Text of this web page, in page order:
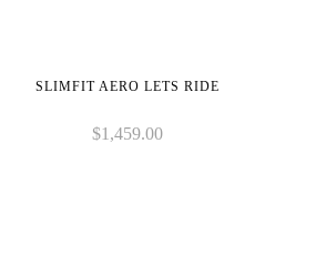
SLIMFIT AERO LETS RIDE
$1,459.00